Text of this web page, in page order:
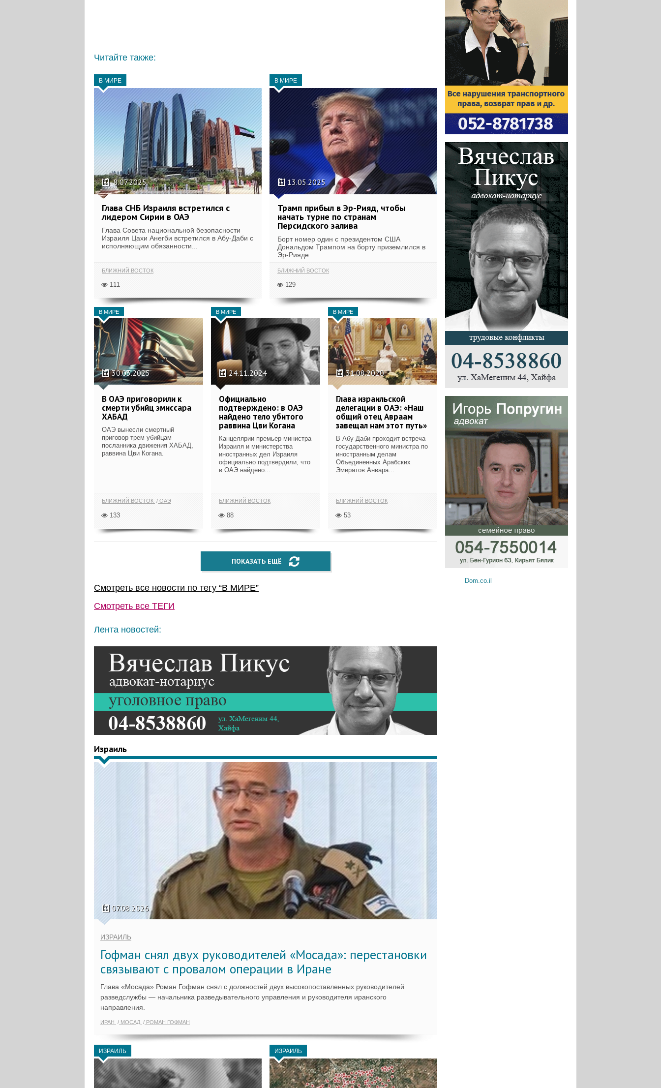
Читайте также:
В МИРЕ
8.07.2025
Глава СНБ Израиля встретился с
лидером Сирии в ОАЭ
Глава Совета национальной безопасности
Израиля Цахи Анегби встретился в Абу-Даби с
исполняющим обязанности...
БЛИЖНИЙ ВОСТОК
111
В МИРЕ
13.05.2025
Трамп прибыл в Эр-Рияд, чтобы
начать турне по странам
Персидского залива
Борт номер один с президентом США
Дональдом Трампом на борту приземлился в
Эр-Рияде.
БЛИЖНИЙ ВОСТОК
129
В МИРЕ
30.03.2025
В ОАЭ приговорили к
смерти убийц эмиссара
ХАБАД
ОАЭ вынесли смертный
приговор трем убийцам
посланника движения ХАБАД,
раввина Цви Когана.
БЛИЖНИЙ ВОСТОК ОАЭ
133
В МИРЕ
24.11.2024
Официально
подтверждено: в ОАЭ
найдено тело убитого
раввина Цви Когана
Канцелярии премьер-министра
Израиля и министерства
иностранных дел Израиля
официально подтвердили, что
в ОАЭ найдено...
БЛИЖНИЙ ВОСТОК
88
В МИРЕ
31.08.2020
Глава израильской
делегации в ОАЭ: «Наш
общий отец Авраам
завещал нам этот путь»
В Абу-Даби проходит встреча
государственного министра по
иностранным делам
Объединенных Арабских
Эмиратов Анвара...
БЛИЖНИЙ ВОСТОК
53
ПОКАЗАТЬ ЕЩЁ
Смотреть все новости по тегу “В МИРЕ”
Смотреть все ТЕГИ
Лента новостей:
Израиль
07.08.2026
ИЗРАИЛЬ
Гофман снял двух руководителей «Мосада»: перестановки
связывают с провалом операции в Иране
Глава «Мосада» Роман Гофман снял с должностей двух высокопоставленных руководителей
разведслужбы — начальника разведывательного управления и руководителя иранского
направления.
ИРАН МОСАД РОМАН ГОФМАН
ИЗРАИЛЬ ИЗРАИЛЬ
Dom.co.il